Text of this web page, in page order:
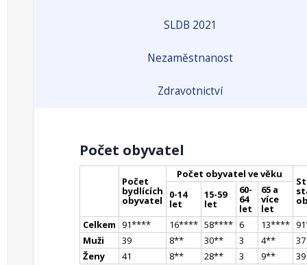
SLDB 2021
Nezaměstnanost
Zdravotnictví
Počet obyvatel
Počet
bydlících
obyvatel
Počet obyvatel ve věku
0-14
let
15-59
let
60-
64
let
65 a
více
let
Celkem 91**** 16**** 58**** 6 13**** 91
Muži
39 8** 30** 3 4**
37
Ženy
41 8** 28** 3 9**
39